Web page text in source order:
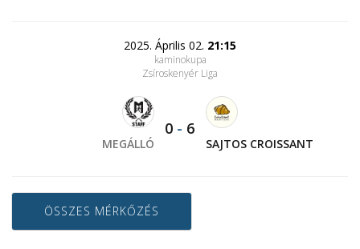
2025. Április 02. 21:15
kaminokupa
Zsíroskenyér Liga
MEGÁLLÓ
0 - 6
SAJTOS CROISSANT
ÖSSZES MÉRKŐZÉS